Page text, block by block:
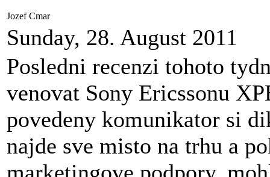
Jozef Cmar
Sunday, 28. August 2011
Posledni recenzi tohoto
venovat Sony Ericssonu
povedeny komunikator si
najde sve misto na trhu a